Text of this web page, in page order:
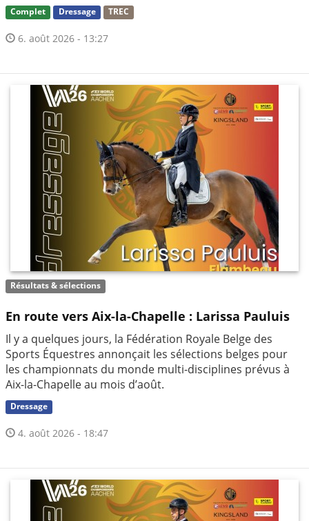
Complet Dressage TREC
6. août 2026 - 13:27
Résultats & sélections
En route vers Aix-la-Chapelle : Larissa Pauluis
Il y a quelques jours, la Fédération Royale Belge des
Sports Équestres annonçait les sélections belges pour
les championnats du monde multi-disciplines prévus à
Aix-la-Chapelle au mois d’août.
Dressage
4. août 2026 - 18:47